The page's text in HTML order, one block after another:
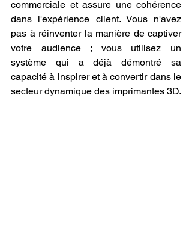
commerciale et assure une cohérence
dans l'expérience client. Vous n'avez
pas à réinventer la manière de captiver
votre audience ; vous utilisez un
système qui a déjà démontré sa
capacité à inspirer et à convertir dans le
secteur dynamique des imprimantes 3D.